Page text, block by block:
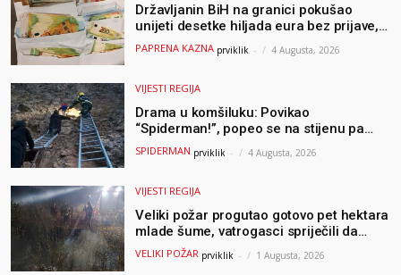
Državljanin BiH na granici pokušao
unijeti desetke hiljada eura bez prijave,
uslijedila “paprena” kazna
PAPRENA KAZNA prviklik - 4 Augusta, 2026
VIJESTI REGIJA
Drama u komšiluku: Povikao
“Spiderman!”, popeo se na stijenu pa
ostao zarobljen
SPIDERMAN prviklik - 4 Augusta, 2026
VIJESTI REGIJA
Veliki požar progutao gotovo pet hektara
mlade šume, vatrogasci spriječili da
dođe do još veće katastrofe
VELIKI POŽAR prviklik - 1 Augusta, 2026